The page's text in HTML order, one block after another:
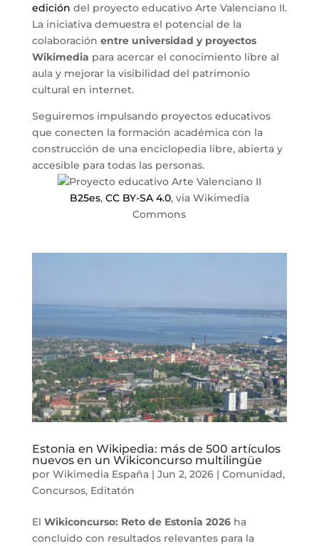
edición del proyecto educativo Arte Valenciano II.
La iniciativa demuestra el potencial de la
colaboración entre universidad y proyectos
Wikimedia para acercar el conocimiento libre al
aula y mejorar la visibilidad del patrimonio
cultural en internet.
Seguiremos impulsando proyectos educativos
que conecten la formación académica con la
construcción de una enciclopedia libre, abierta y
accesible para todas las personas.
B25es, CC BY-SA 4.0, via Wikimedia
Commons
Estonia en Wikipedia: más de 500 artículos
nuevos en un Wikiconcurso multilingüe
por Wikimedia España| Jun 2, 2026| Comunidad,
Concursos, Editatón
El Wikiconcurso: Reto de Estonia 2026ha
concluido con resultados relevantes para la